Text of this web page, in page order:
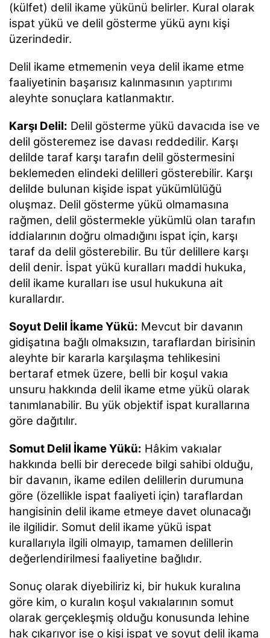
(külfet) delil ikame yükünü belirler. Kural olarak
ispat yükü ve delil gösterme yükü aynı kişi
üzerindedir.
Delil ikame etmemenin veya delil ikame etme
faaliyetinin başarısız kalınmasının yaptırımı
aleyhte sonuçlara katlanmaktır.
Karşı Delil: Delil gösterme yükü davacıda ise ve
delil gösteremez ise davası reddedilir. Karşı
delilde taraf karşı tarafın delil göstermesini
beklemeden elindeki delilleri gösterebilir. Karşı
delilde bulunan kişide ispat yükümlülüğü
oluşmaz. Delil gösterme yükü olmamasına
rağmen, delil göstermekle yükümlü olan tarafın
iddialarının doğru olmadığını ispat için, karşı
taraf da delil gösterebilir. Bu tür delillere karşı
delil denir. İspat yükü kuralları maddi hukuka,
delil ikame kuralları ise usul hukukuna ait
kurallardır.
Soyut Delil İkame Yükü: Mevcut bir davanın
gidişatına bağlı olmaksızın, taraflardan birisinin
aleyhte bir kararla karşılaşma tehlikesini
bertaraf etmek üzere, belli bir koşul vakıa
unsuru hakkında delil ikame etme yükü olarak
tanımlanabilir. Bu yük objektif ispat kurallarına
göre dağıtılır.
Somut Delil İkame Yükü: Hâkim vakıalar
hakkında belli bir derecede bilgi sahibi olduğu,
bir davanın, ikame edilen delillerin durumuna
göre (özellikle ispat faaliyeti için) taraflardan
hangisinin delil ikame etmeye davet olunacağı
ile ilgilidir. Somut delil ikame yükü ispat
kurallarıyla ilgili olmayıp, tamamen delillerin
değerlendirilmesi faaliyetine bağlıdır.
Sonuç olarak diyebiliriz ki, bir hukuk kuralına
göre kim, o kuralın koşul vakıalarının somut
olarak gerçekleşmiş olduğu konusunda lehine
hak çıkarıyor ise o kişi ispat ve soyut delil ikama